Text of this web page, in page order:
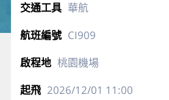
華航
CI909
桃園機場
2026/12/01 11:00